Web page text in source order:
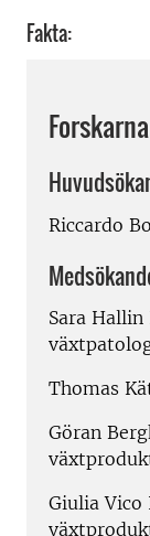
Fakta:
Riccardo
Sara
Thomas
Göran
Giulia